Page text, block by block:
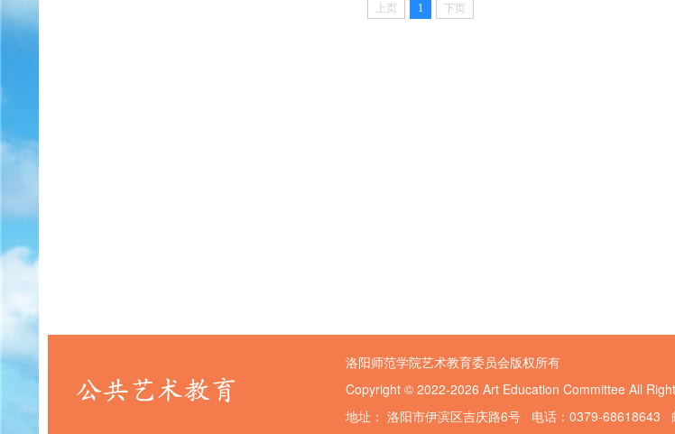
上页 1 下页
洛阳师范学院艺术教育委员会版权所有
Copyright © 2022-2026 Art Education Committee All
地址： 洛阳市伊滨区吉庆路6号 电话：0379-68618643